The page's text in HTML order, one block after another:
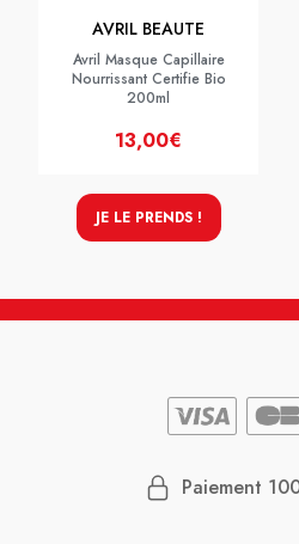
AVRIL BEAUTE
Avril Masque Capillaire
Nourrissant Certifie Bio
200ml
13,00€
JE LE PRENDS !
Paiement